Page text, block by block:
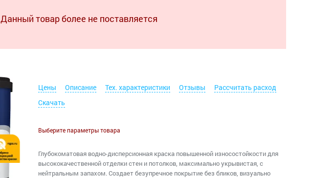
Данный товар более не поставляется
Цены Описание Тех. характеристики Отзывы
Рассчитать расход
Скачать
Выберите параметры товара
Глубокоматовая водно-дисперсионная краска повышенной износостойкости для
высококачественной отделки стен и потолков, максимально укрывистая, с
нейтральным запахом. Создает безупречное покрытие без бликов, визуально